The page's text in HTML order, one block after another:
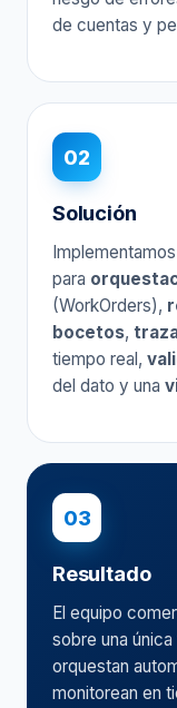
de cuentas y
02
Solución
para
(WorkOrders),
bocetos,
tiempo real,
del dato y una
03
Resultado
El equipo
sobre una
orquestan
monitorean en